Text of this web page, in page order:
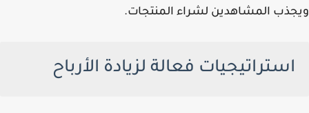
ويجذب المشاهدين لشراء المنتجات.
استراتيجيات فعالة لزيادة الأرباح